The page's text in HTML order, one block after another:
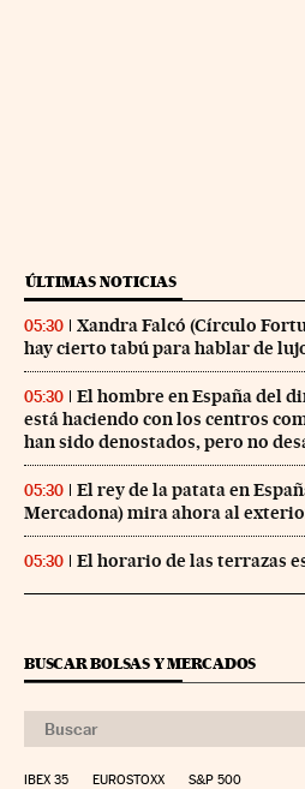
ÚLTIMAS NOTICIAS
05:30
Xandra Falcó (Círculo
hay cierto tabú para hablar de
05:30
El hombre en España del
está haciendo con los centros
han sido denostados, pero no
05:30
El rey de la patata en
Mercadona) mira ahora al
05:30 El horario de las terrazas
BUSCAR BOLSAS Y MERCADOS
IBEX 35 EUROSTOXX S&P 500